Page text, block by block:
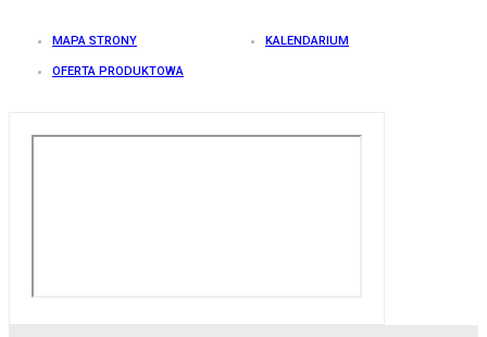
MAPA STRONY KALENDARIUM
OFERTA PRODUKTOWA